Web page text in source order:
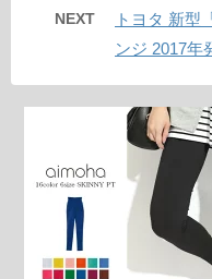
NEXT
トヨタ 新型
ンジ 2017年